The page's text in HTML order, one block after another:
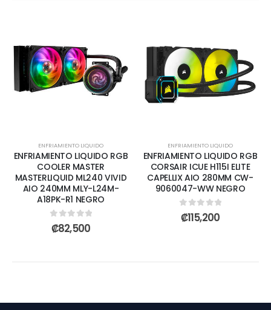
ENFRIAMIENTO LIQUIDO
ENFRIAMIENTO LIQUIDO RGB
COOLER MASTER
MASTERLIQUID ML240 VIVID
AIO 240MM MLY-L24M-
A18PK-R1 NEGRO
0out of 5
₡82,500
ENFRIAMIENTO LIQUIDO
ENFRIAMIENTO LIQUIDO RGB
CORSAIR ICUE H115I ELITE
CAPELLIX AIO 280MM CW-
9060047-WW NEGRO
0out of 5
₡115,200